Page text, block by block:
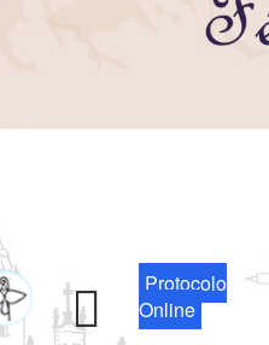
Protocolo
Online